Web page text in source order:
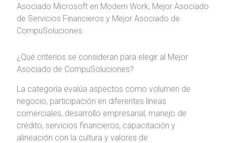
Asociado Microsoft en Modern Work, Mejor Asociado
de Servicios Financieros y Mejor Asociado de
CompuSoluciones.
¿Qué criterios se consideran para elegir al Mejor
Asociado de CompuSoluciones?
La categoría evalúa aspectos como volumen de
negocio, participación en diferentes líneas
comerciales, desarrollo empresarial, manejo de
crédito, servicios financieros, capacitación y
alineación con la cultura y valores de